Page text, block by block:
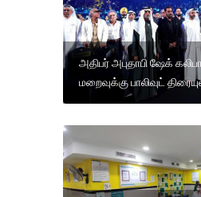
அதிபர் அபுதாபி ஷேக்
மறைவுக்கு பாலிவுட்